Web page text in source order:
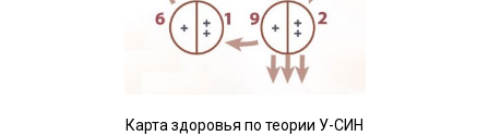
Карта здоровья по теории У-СИН